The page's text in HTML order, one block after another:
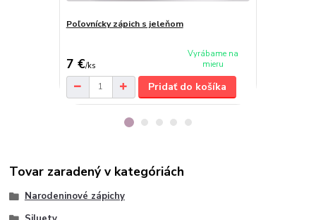
Poľovnícky zápich s jeleňom
7 €/ks
Vyrábame na
mieru
Pridať do košíka
Tovar zaradený v kategóriách
Narodeninové zápichy